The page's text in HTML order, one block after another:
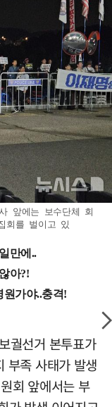
앞에는 보수단체 회
회를 벌이고 있
궐선거 본투표가
부족 사태가 발생
회 앞에서는 부